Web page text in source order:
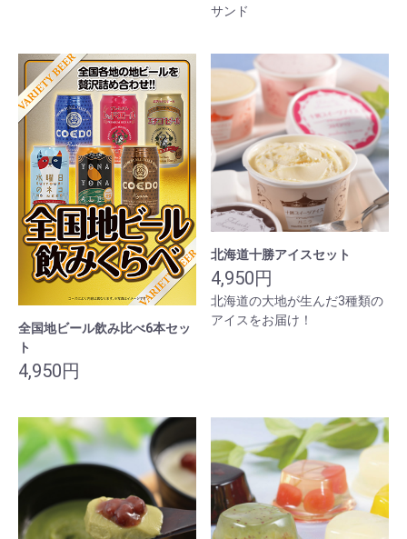
サンド
全国地ビール飲み比べ6本セッ
ト
4,950円
北海道十勝アイスセット
4,950円
北海道の大地が生んだ3種類の
アイスをお届け！